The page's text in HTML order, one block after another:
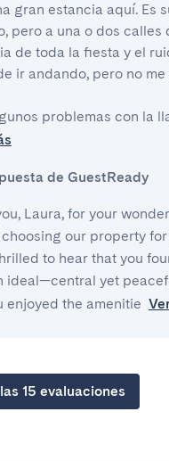
gran estancia aquí. Es
pero a una o dos calles
de toda la fiesta y el
ir andando, pero no me
problemas con la
de GuestReady
Laura, for your
our property for
to hear that you
ideal—central yet
enjoyed the amenitie
15 evaluaciones